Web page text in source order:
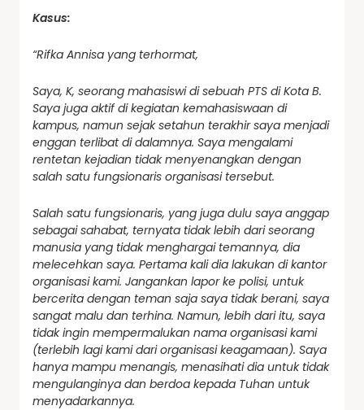
Kasus:
“Rifka Annisa yang terhormat,
Saya, K, seorang mahasiswi di sebuah PTS di Kota B.
Saya juga aktif di kegiatan kemahasiswaan di
kampus, namun sejak setahun terakhir saya menjadi
enggan terlibat di dalamnya. Saya mengalami
rentetan kejadian tidak menyenangkan dengan
salah satu fungsionaris organisasi tersebut.
Salah satu fungsionaris, yang juga dulu saya anggap
sebagai sahabat, ternyata tidak lebih dari seorang
manusia yang tidak menghargai temannya, dia
melecehkan saya. Pertama kali dia lakukan di kantor
organisasi kami. Jangankan lapor ke polisi, untuk
bercerita dengan teman saja saya tidak berani, saya
sangat malu dan terhina. Namun, lebih dari itu, saya
tidak ingin mempermalukan nama organisasi kami
(terlebih lagi kami dari organisasi keagamaan). Saya
hanya mampu menangis, menasihati dia untuk tidak
mengulanginya dan berdoa kepada Tuhan untuk
menyadarkannya.